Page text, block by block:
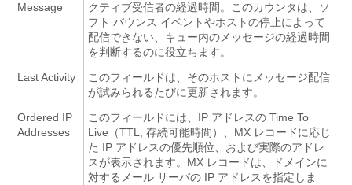
Message
クティブ受信者の経過時間。このカウンタは、ソ
フト バウンス イベントやホストの停止によって
配信できない、キュー内のメッセージの経過時間
を判断するのに役立ちます。
Last Activity
このフィールドは、そのホストにメッセージ配信
が試みられるたびに更新されます。
Ordered IP
Addresses
このフィールドには、IP アドレスの Time To
Live（TTL; 存続可能時間）、MX レコードに応じ
た IP アドレスの優先順位、および実際のアドレ
スが表示されます。MX レコードは、ドメインに
対するメール サーバの IP アドレスを指定しま